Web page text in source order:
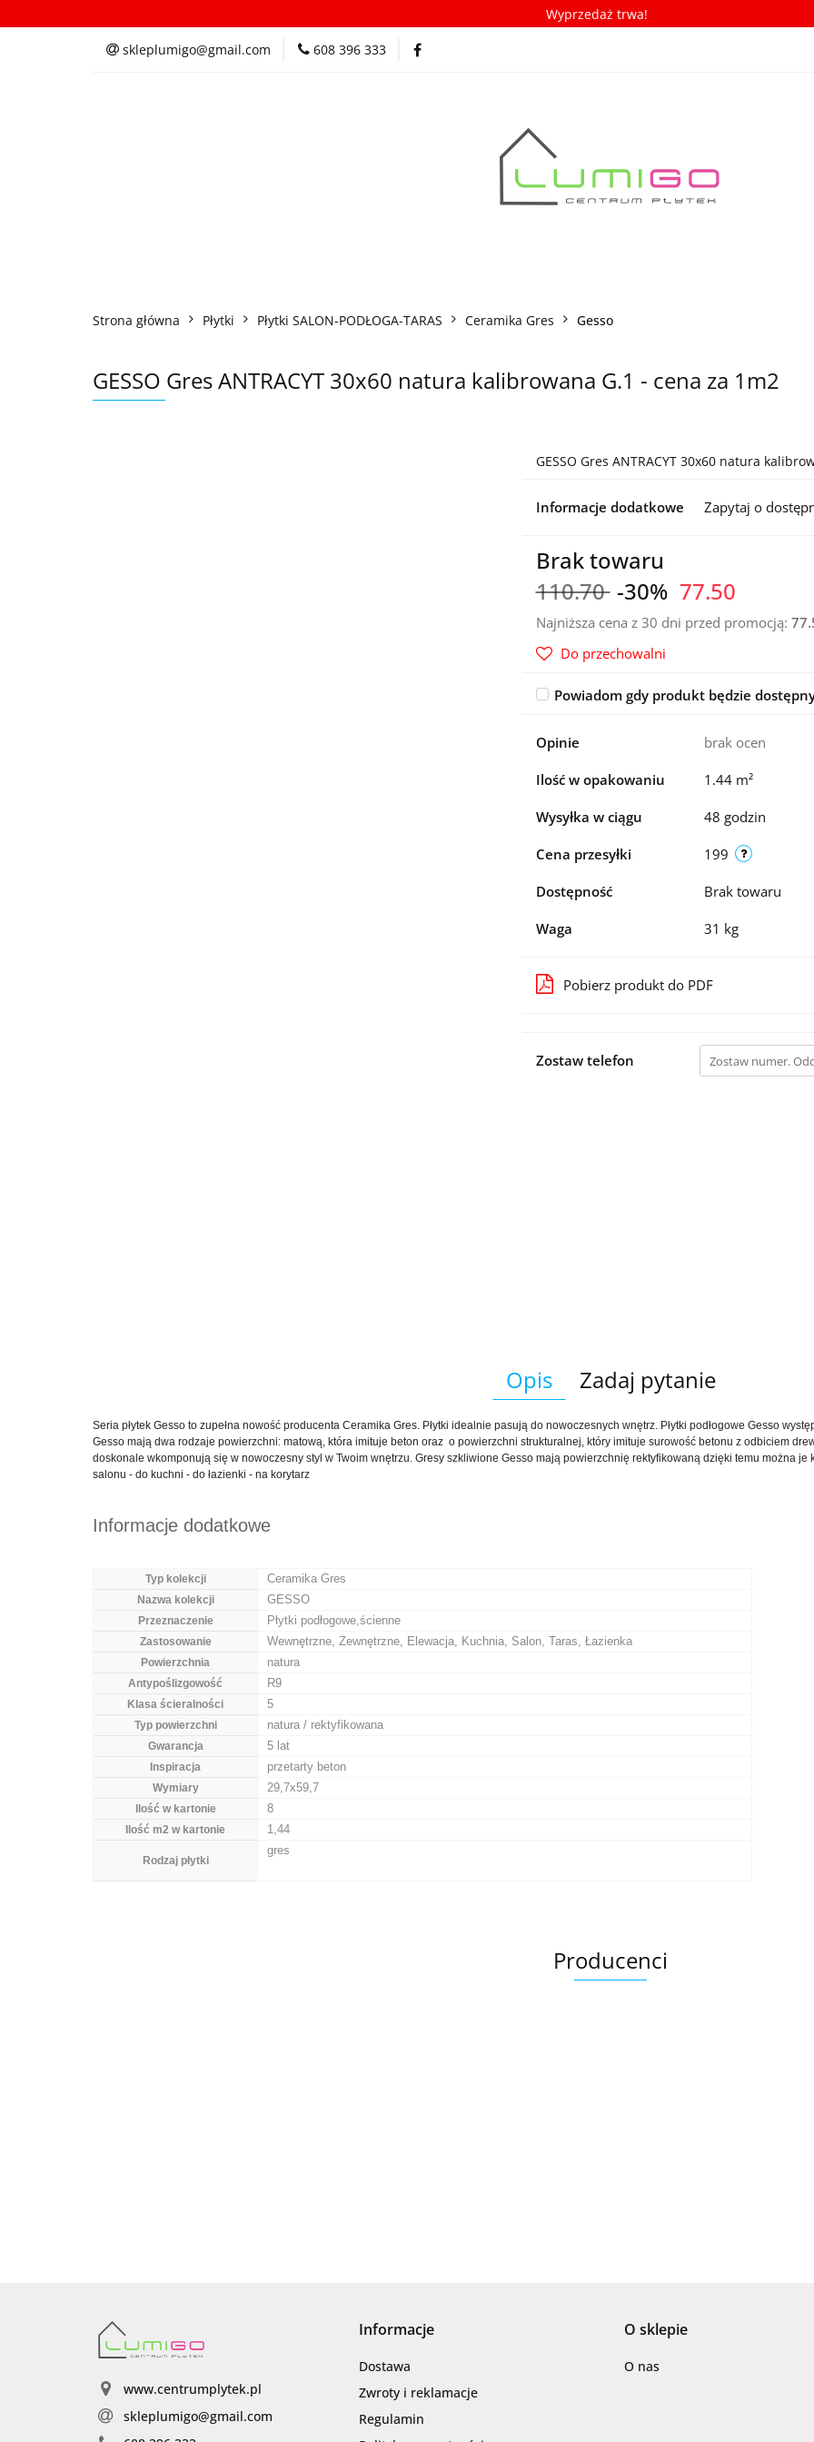
Wyprzedaż trwa!
skleplumigo@gmail.com 608 396 333
Kategorie Inspiracje Porady/ABC płytek Nowości
Strona główna Płytki Płytki SALON-PODŁOGA-TARAS Ceramika Gres Gesso
GESSO Gres ANTRACYT 30x60 natura kalibrowana G.1 - cena za 1m2
GESSO Gres ANTRACYT 30x60 natura
Informacje dodatkowe Zapytaj o
Brak towaru
110.70 -30% 77.50
Najniższa cena z 30 dni przed promocją:
Do przechowalni
Powiadom gdy produkt będzie
Opinie brak ocen
Ilość w opakowaniu 1.44 m²
Wysyłka w ciągu 48 godzin
Cena przesyłki 199
Dostępność Brak towaru
Waga 31 kg
Pobierz produkt do PDF
Zostaw telefon
Opis Zadaj pytanie
Seria płytek Gesso to zupełna nowość producenta Ceramika Gres. Płytki idealnie pasują do nowoczesnych wnętrz. Płytki podłogowe Gesso
Gesso mają dwa rodzaje powierzchni: matową, która imituje beton oraz o powierzchni strukturalnej, który imituje surowość betonu z odbiciem
doskonale wkomponują się w nowoczesny styl w Twoim wnętrzu. Gresy szkliwione Gesso mają powierzchnię rektyfikowaną dzięki temu można je
salonu - do kuchni - do łazienki - na korytarz
Informacje dodatkowe
Typ kolekcji Ceramika Gres
Nazwa kolekcji GESSO
Przeznaczenie Płytki podłogowe,ścienne
Zastosowanie Wewnętrzne, Zewnętrzne, Elewacja, Kuchnia, Salon, Taras, Łazienka
Powierzchnia natura
Antypoślizgowość R9
Klasa ścieralności 5
Typ powierzchni natura / rektyfikowana
Gwarancja 5 lat
Inspiracja przetarty beton
Wymiary 29,7x59,7
Ilość w kartonie 8
Ilość m2 w kartonie 1,44
Rodzaj płytki
gres
Producenci
Barwolf
www.centrumplytek.pl
skleplumigo@gmail.com
Informacje
Dostawa
Zwroty i reklamacje
Regulamin
O sklepie
O nas